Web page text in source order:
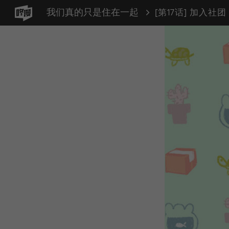
我们真的只是住在一起 [第17话] 加入社团